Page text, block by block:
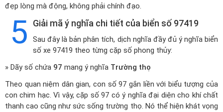
đẹp lòng mà động, không phải chính đạo.
5 Giải mã ý nghĩa chi tiết của biển số 97419
Sau đây là bản phân tích, dịch nghĩa đầy đủ ý nghĩa biển
số xe 97419 theo từng cặp số phong thủy:
» Dãy số chứa 97 mang ý nghĩa Trường thọ
Theo quan niệm dân gian, con số 97 gắn liền với biểu tượng của
con chim hạc. Vì vậy, cặp số 97 có ý nghĩa đại diện cho khí chất
thanh cao cũng như sức sống trường thọ. Nó thể hiện khát vọng